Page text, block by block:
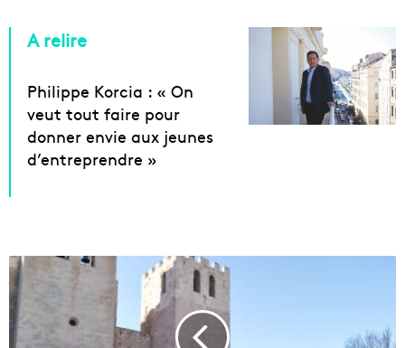
A relire
Philippe Korcia : « On
veut tout faire pour
donner envie aux jeunes
d’entreprendre »
U
n
e
g